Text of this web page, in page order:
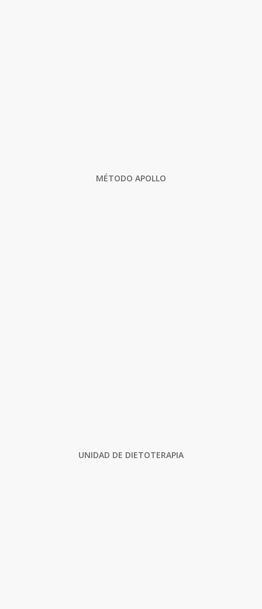
MÉTODO APOLLO
UNIDAD DE DIETOTERAPIA